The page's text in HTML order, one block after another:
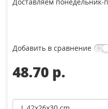
Доставляем понедельник-
Добавить в сравнение
48.70 p.